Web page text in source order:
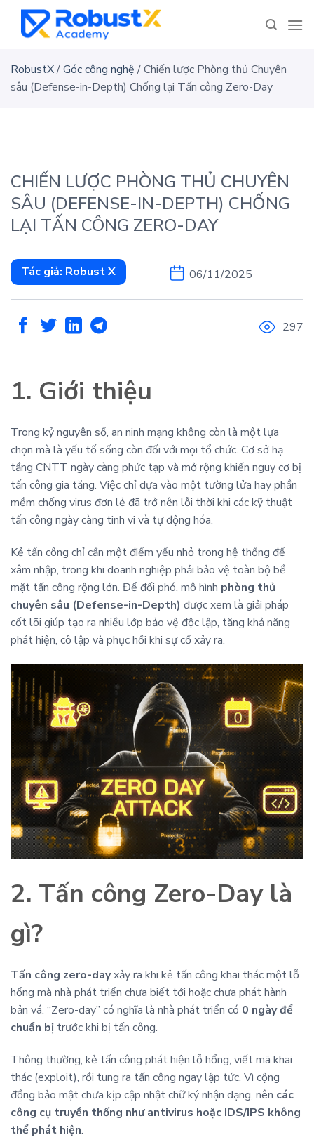
content
RobustX/Góc công nghệ/Chiến lược Phòng thủ Chuyên
sâu (Defense-in-Depth) Chống lại Tấn công Zero-Day
CHIẾN LƯỢC PHÒNG THỦ CHUYÊN
SÂU (DEFENSE-IN-DEPTH) CHỐNG
LẠI TẤN CÔNG ZERO-DAY
Tác giả: Robust X 06/11/2025
297
1. Giới thiệu
Trong kỷ nguyên số, an ninh mạng không còn là một lựa
chọn mà là yếu tố sống còn đối với mọi tổ chức. Cơ sở hạ
tầng CNTT ngày càng phức tạp và mở rộng khiến nguy cơ bị
tấn công gia tăng. Việc chỉ dựa vào một tường lửa hay phần
mềm chống virus đơn lẻ đã trở nên lỗi thời khi các kỹ thuật
tấn công ngày càng tinh vi và tự động hóa.
Kẻ tấn công chỉ cần một điểm yếu nhỏ trong hệ thống để
xâm nhập, trong khi doanh nghiệp phải bảo vệ toàn bộ bề
mặt tấn công rộng lớn. Để đối phó, mô hình phòng thủ
chuyên sâu (Defense-in-Depth) được xem là giải pháp
cốt lõi giúp tạo ra nhiều lớp bảo vệ độc lập, tăng khả năng
phát hiện, cô lập và phục hồi khi sự cố xảy ra.
2. Tấn công Zero-Day là
gì?
Tấn công zero-dayxảy ra khi kẻ tấn công khai thác một lỗ
hổng mà nhà phát triển chưa biết tới hoặc chưa phát hành
bản vá. “Zero-day” có nghĩa là nhà phát triển có 0 ngày để
chuẩn bị trước khi bị tấn công.
Thông thường, kẻ tấn công phát hiện lỗ hổng, viết mã khai
thác (exploit), rồi tung ra tấn công ngay lập tức. Vì cộng
đồng bảo mật chưa kịp cập nhật chữ ký nhận dạng, nên các
công cụ truyền thống như antivirus hoặc IDS/IPS không
thể phát hiện.